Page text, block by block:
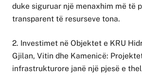
duke siguruar një menaxhim më të
transparent të resurseve tona.
2. Investimet në Objektet e KRU
Gjilan, Vitin dhe Kamenicë:
infrastrukturore janë një pjesë e